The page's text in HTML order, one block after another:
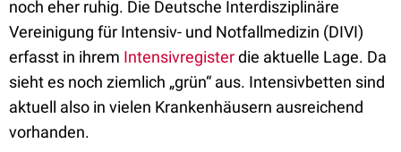
noch eher ruhig. Die Deutsche Interdisziplinäre
Vereinigung für Intensiv- und Notfallmedizin (DIVI)
erfasst in ihrem Intensivregisterdie aktuelle Lage. Da
sieht es noch ziemlich „grün“ aus. Intensivbetten sind
aktuell also in vielen Krankenhäusern ausreichend
vorhanden.